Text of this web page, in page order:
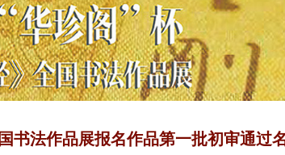
书法作品展报名作品第一批初审通过